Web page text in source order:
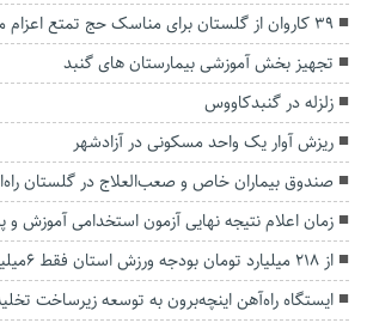
۳۹ کاروان از گلستان برای مناسک حج تمتع اعزام می شوند
تجهیز بخش آموزشی بیمارستان های گنبد
زلزله در گنبدکاووس
ریزش آوار یک واحد مسکونی در آزادشهر
صندوق بیماران خاص و صعب‌العلاج در گلستان
زمان اعلام نتیجه نهایی آزمون استخدامی
از 218 میلیارد تومان بودجه ورزش استان فقط 6میلیارد سهم گنبد شد
ایستگاه راه‌آهن اینچه‌برون به توسعه زیرساخت‌ تخلیه